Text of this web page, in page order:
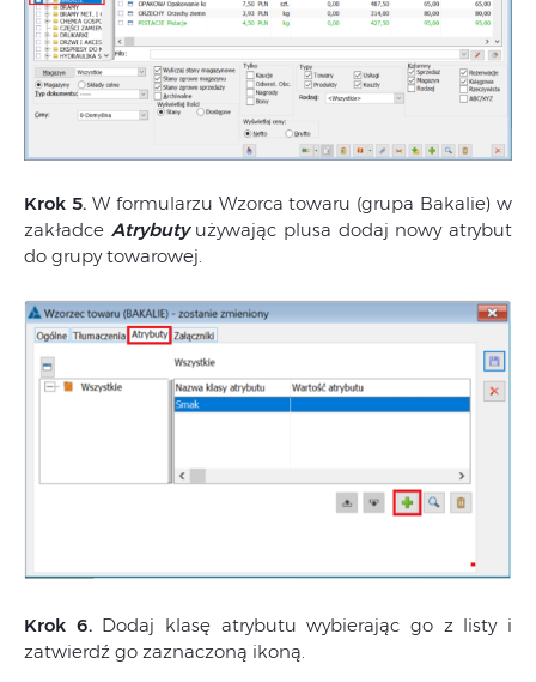
Krok 5.W formularzu Wzorca towaru (grupa Bakalie) w
zakładce Atrybuty używając plusa dodaj nowy atrybut
do grupy towarowej.
Krok 6.Dodaj klasę atrybutu wybierając go z listy i
zatwierdź go zaznaczoną ikoną.